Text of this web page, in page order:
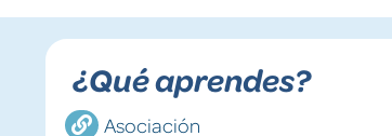
¿Qué aprendes?
Asociación